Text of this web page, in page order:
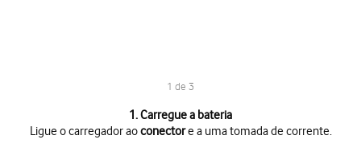
1 de 3
1. Carregue a bateria
Ligue o carregador aoconectore a uma tomada de corrente.